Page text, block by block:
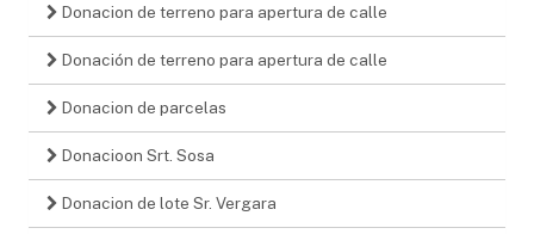
Donacion de terreno para apertura de calle
Donación de terreno para apertura de calle
Donacion de parcelas
Donacioon Srt. Sosa
Donacion de lote Sr. Vergara